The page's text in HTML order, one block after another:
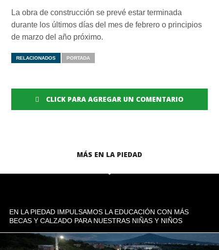
La obra de construcción se prevé estar terminada
durante los últimos días del mes de febrero o principios
de marzo del año próximo.
RELACIONADOS PORTADA
CLICK PARA AGREGAR UN COMENTARIO
MÁS EN LA PIEDAD
EN LA PIEDAD IMPULSAMOS LA EDUCACIÓN CON MÁS
BECAS Y CALZADO PARA NUESTRAS NIÑAS Y NIÑOS